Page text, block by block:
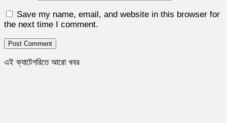
Save my name, email, and website in this browser for
the next time I comment.
এই ক্যাটেগরিতে আরো খবর